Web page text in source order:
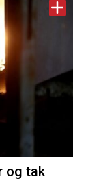
og tak